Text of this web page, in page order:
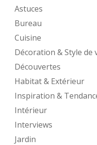
Astuces
Bureau
Cuisine
Décoration & Style de
Découvertes
Habitat & Extérieur
Inspiration &
Intérieur
Interviews
Jardin